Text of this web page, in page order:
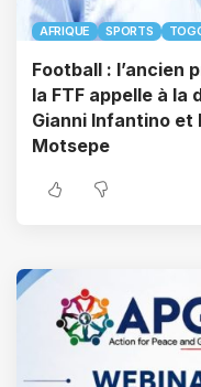
AFRIQUE SPORTS
Football : l’ancien
la FTF appelle à la
Gianni Infantino et
Motsepe